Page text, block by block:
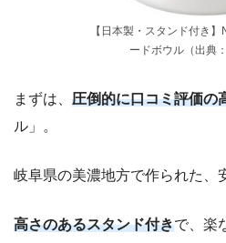
【日本製・スタンド付き
ードボウル（出典
まずは、 圧倒的に口コミ評価の
ル」。
岐阜県の美濃地方で作られた、
高さのあるスタンド付きで、楽